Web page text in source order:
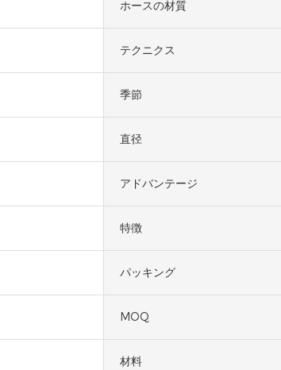
ホースの材質
テクニクス
季節
直径
アドバンテージ
特徴
パッキング
MOQ
材料